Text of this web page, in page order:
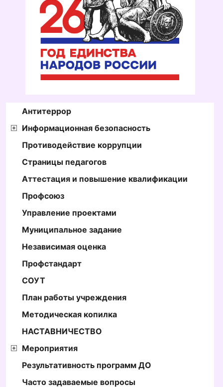
Антитеррор
Информационная безопасность
Противодействие коррупции
Страницы педагогов
Аттестация и повышение квалификации
Профсоюз
Управление проектами
Муниципальное задание
Независимая оценка
Профстандарт
СОУТ
План работы учреждения
Методическая копилка
НАСТАВНИЧЕСТВО
Мероприятия
Результативность программ ДО
Часто задаваемые вопросы